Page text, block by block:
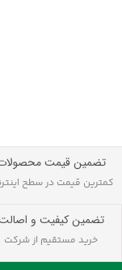
تضمین قیمت
کمترین قیمت در سطح
تضمین کیفیت و
خرید مستقیم از شرکت